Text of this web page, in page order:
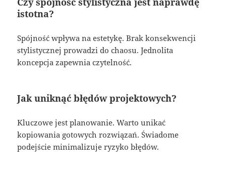
istotna?
Spójność wpływa na estetykę. Brak konsekwencji
stylistycznej prowadzi do chaosu. Jednolita
koncepcja zapewnia czytelność.
Jak uniknąć błędów projektowych?
Kluczowe jest planowanie. Warto unikać
kopiowania gotowych rozwiązań. Świadome
podejście minimalizuje ryzyko błędów.